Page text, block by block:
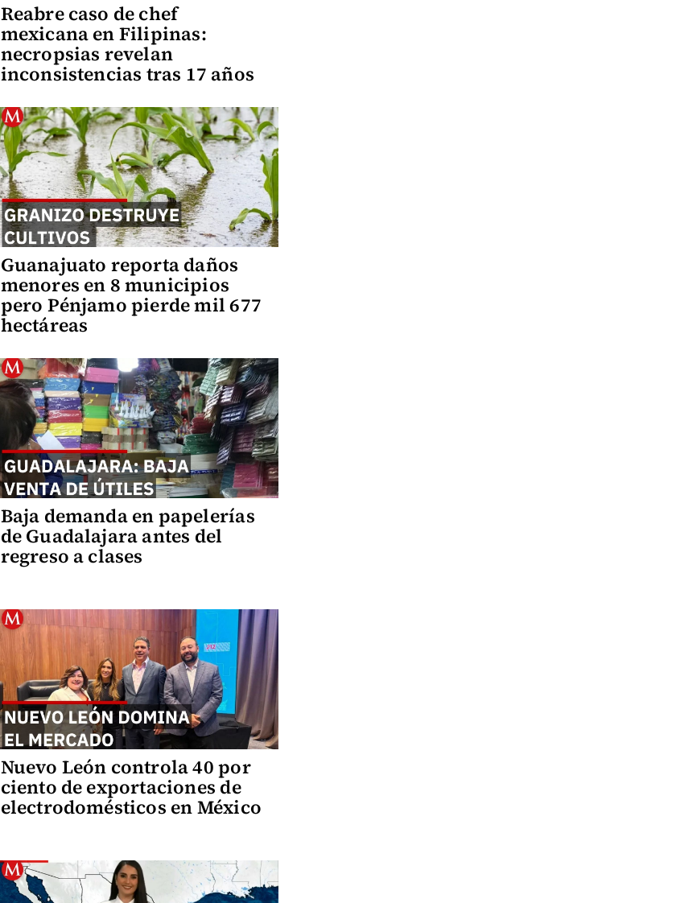
Reabre caso de chef
mexicana en Filipinas:
necropsias revelan
inconsistencias tras 17 años
Guanajuato reporta daños
menores en 8 municipios
pero Pénjamo pierde mil 677
hectáreas
Baja demanda en papelerías
de Guadalajara antes del
regreso a clases
Nuevo León controla 40 por
ciento de exportaciones de
electrodomésticos en México